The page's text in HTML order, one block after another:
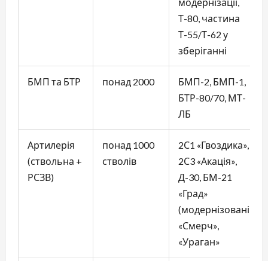
Т-80, частина
Т-55/Т-62 у
зберіганні
БМП та БТР понад 2000
БМП-2, БМП-1,
БТР-80/70, МТ-
ЛБ
Артилерія
(ствольна +
РСЗВ)
понад 1000
стволів
2С1 «Гвоздика»,
2С3 «Акація»,
Д-30, БМ-21
«Град»
(модернізовані),
«Смерч»,
«Ураган»